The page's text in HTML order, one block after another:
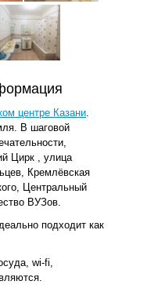
центре Казани
В шаговой
Цирк , улица
Кремлёвская
Центральный
ВУЗов.
подходит как
wi-fi,